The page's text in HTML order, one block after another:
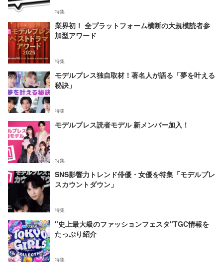
特集
業界初！ 全プラットフォーム横断の大規模読者参
加型アワード
特集
モデルプレス独自取材！著名人が語る「夢を叶える
秘訣」
特集
モデルプレス読者モデル 新メンバー加入！
特集
SNS影響力トレンド俳優・女優を特集「モデルプレ
スカウントダウン」
特集
"史上最大級のファッションフェスタ"TGC情報を
たっぷり紹介
特集